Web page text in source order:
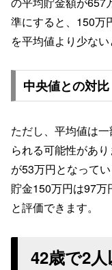
準にすると、150万
を平均値より少ない
中央値との対比
ただし、平均値は
られる可能性があ
が53万円となって
貯金150万円は97
と評価できます。
42歳で2